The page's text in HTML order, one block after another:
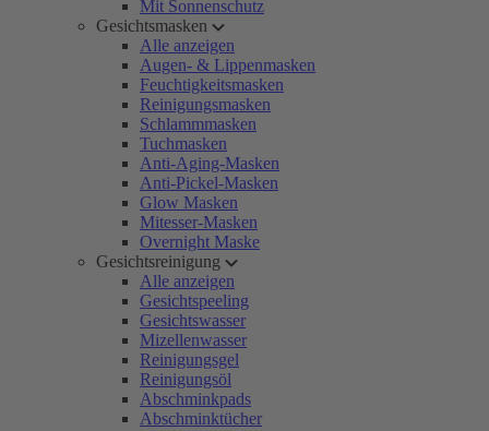
Mit Sonnenschutz
Gesichtsmasken
Alle anzeigen
Augen- & Lippenmasken
Feuchtigkeitsmasken
Reinigungsmasken
Schlammmasken
Tuchmasken
Anti-Aging-Masken
Anti-Pickel-Masken
Glow Masken
Mitesser-Masken
Overnight Maske
Gesichtsreinigung
Alle anzeigen
Gesichtspeeling
Gesichtswasser
Mizellenwasser
Reinigungsgel
Reinigungsöl
Abschminkpads
Abschminktücher